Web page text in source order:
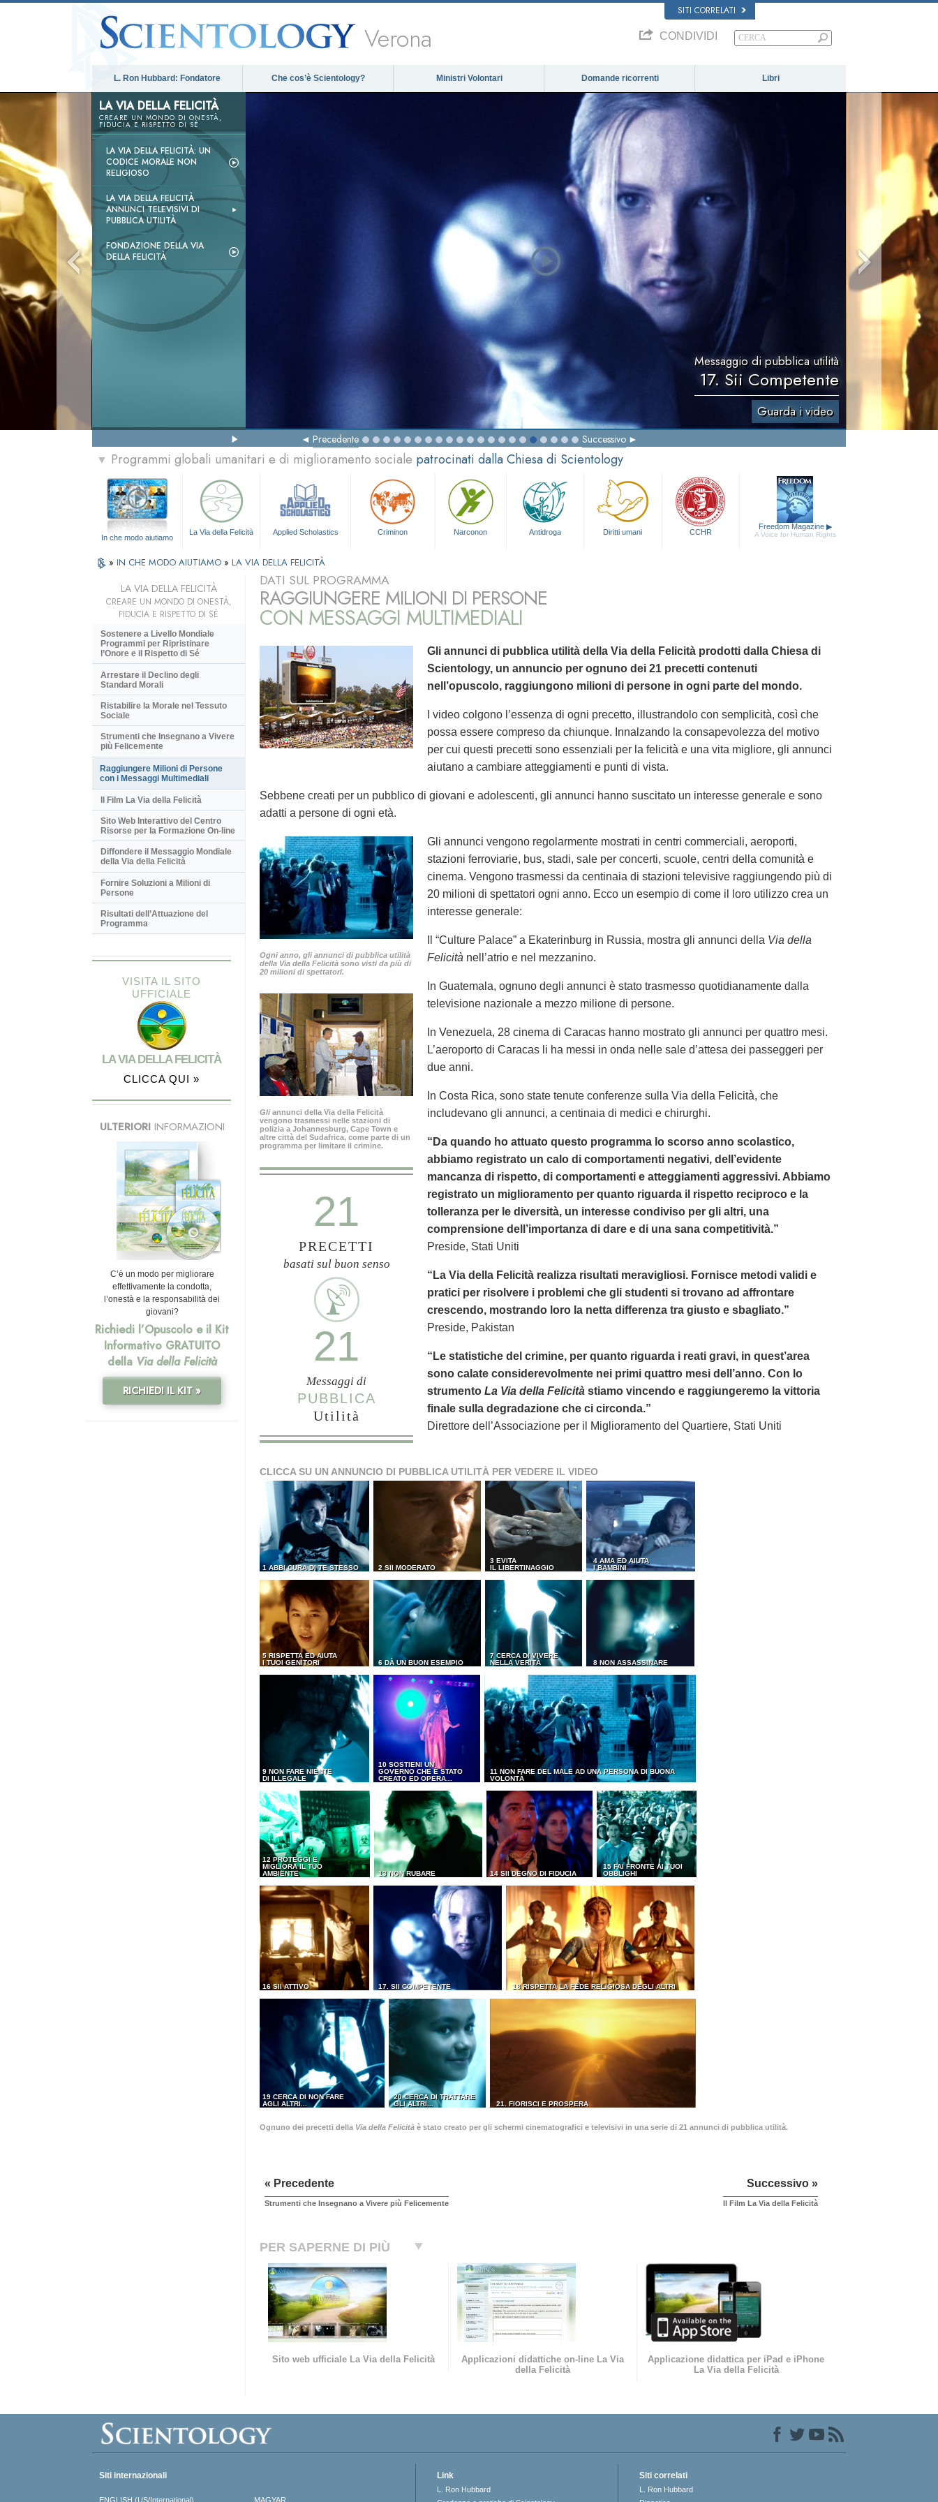
SITI CORRELATI
Verona CONDIVIDI
L. Ron Hubbard: Fondatore Che cos’è Scientology? Ministri Volontari Domande ricorrenti Libri
LA VIA DELLA FELICITÀ
CREARE UN MONDO DI ONESTÀ,
FIDUCIA E RISPETTO DI SÉ
LA VIA DELLA FELICITÀ: UN
CODICE MORALE NON
RELIGIOSO
LA VIA DELLA FELICITÀ
ANNUNCI TELEVISIVI DI
PUBBLICA UTILITÀ
FONDAZIONE DELLA VIA
DELLA FELICITÀ
Messaggio di pubblica utilità
17. Sii Competente
Guarda i video
Precedente Successivo
▼ Programmi globali umanitari e di miglioramento sociale patrocinati dalla Chiesa di Scientology
In che modo aiutiamo
La Via della Felicità Applied Scholastics Criminon Narconon Antidroga Diritti umani CCHR
Freedom Magazine ▶
A Voice for Human Rights
» IN CHE MODO AIUTIAMO » LA VIA DELLA FELICITÀ
DATI SUL PROGRAMMA
RAGGIUNGERE MILIONI DI PERSONE
CON MESSAGGI MULTIMEDIALI
Gli annunci di pubblica utilità della Via della Felicità prodotti dalla Chiesa di
Scientology, un annuncio per ognuno dei 21 precetti contenuti
nell’opuscolo, raggiungono milioni di persone in ogni parte del mondo.
I video colgono l’essenza di ogni precetto, illustrandolo con semplicità, così che
possa essere compreso da chiunque. Innalzando la consapevolezza del motivo
per cui questi precetti sono essenziali per la felicità e una vita migliore, gli annunci
aiutano a cambiare atteggiamenti e punti di vista.
Sebbene creati per un pubblico di giovani e adolescenti, gli annunci hanno suscitato un interesse generale e sono
adatti a persone di ogni età.
Ogni anno, gli annunci di pubblica utilità
della Via della Felicità sono visti da più di
20 milioni di spettatori.
Gli annunci della Via della Felicità
vengono trasmessi nelle stazioni di
polizia a Johannesburg, Cape Town e
altre città del Sudafrica, come parte di un
programma per limitare il crimine.
Gli annunci vengono regolarmente mostrati in centri commerciali, aeroporti,
stazioni ferroviarie, bus, stadi, sale per concerti, scuole, centri della comunità e
cinema. Vengono trasmessi da centinaia di stazioni televisive raggiungendo più di
20 milioni di spettatori ogni anno. Ecco un esempio di come il loro utilizzo crea un
interesse generale:
Il “Culture Palace” a Ekaterinburg in Russia, mostra gli annunci della Via della
Felicità nell’atrio e nel mezzanino.
In Guatemala, ognuno degli annunci è stato trasmesso quotidianamente dalla
televisione nazionale a mezzo milione di persone.
In Venezuela, 28 cinema di Caracas hanno mostrato gli annunci per quattro mesi.
L’aeroporto di Caracas li ha messi in onda nelle sale d’attesa dei passeggeri per
due anni.
In Costa Rica, sono state tenute conferenze sulla Via della Felicità, che
includevano gli annunci, a centinaia di medici e chirurghi.
21
PRECETTI
basati sul buon senso
21
Messaggi di
PUBBLICA
Utilità
“Da quando ho attuato questo programma lo scorso anno scolastico,
abbiamo registrato un calo di comportamenti negativi, dell’evidente
mancanza di rispetto, di comportamenti e atteggiamenti aggressivi. Abbiamo
registrato un miglioramento per quanto riguarda il rispetto reciproco e la
tolleranza per le diversità, un interesse condiviso per gli altri, una
comprensione dell’importanza di dare e di una sana competitività.”
Preside, Stati Uniti
“La Via della Felicità realizza risultati meravigliosi. Fornisce metodi validi e
pratici per risolvere i problemi che gli studenti si trovano ad affrontare
crescendo, mostrando loro la netta differenza tra giusto e sbagliato.”
Preside, Pakistan
“Le statistiche del crimine, per quanto riguarda i reati gravi, in quest’area
sono calate considerevolmente nei primi quattro mesi dell’anno. Con lo
strumento La Via della Felicità stiamo vincendo e raggiungeremo la vittoria
finale sulla degradazione che ci circonda.”
Direttore dell’Associazione per il Miglioramento del Quartiere, Stati Uniti
CLICCA SU UN ANNUNCIO DI PUBBLICA UTILITÀ PER VEDERE IL VIDEO
1 ABBI CURA DI TE STESSO 2 SII MODERATO
3 EVITA
IL LIBERTINAGGIO
4 AMA ED AIUTA
I BAMBINI
5 RISPETTA ED AIUTA
I TUOI GENITORI
6 DÀ UN BUON ESEMPIO
7 CERCA DI VIVERE
NELLA VERITÀ
8 NON ASSASSINARE
9 NON FARE NIENTE
DI ILLEGALE
10 SOSTIENI UN
GOVERNO CHE È STATO
CREATO ED OPERA...
11 NON FARE DEL MALE AD UNA PERSONA DI BUONA
VOLONTÀ
12 PROTEGGI E
MIGLIORA IL TUO
AMBIENTE
13 NON RUBARE 14 SII DEGNO DI FIDUCIA
15 FAI FRONTE AI TUOI
OBBLIGHI
16 SII ATTIVO 17. SII COMPETENTE 18 RISPETTA LA FEDE RELIGIOSA DEGLI ALTRI
19 CERCA DI NON FARE
AGLI ALTRI...
20 CERCA DI TRATTARE
GLI ALTRI...
21. FIORISCI E PROSPERA
Ognuno dei precetti della Via della Felicità è stato creato per gli schermi cinematografici e televisivi in una serie di 21 annunci di pubblica utilità.
« Precedente
Strumenti che Insegnano a Vivere più Felicemente
Successivo »
Il Film La Via della Felicità
PER SAPERNE DI PIÙ
Sito web ufficiale La Via della Felicità
Applicazioni didattiche on-line La Via
della Felicità
Applicazione didattica per iPad e iPhone
La Via della Felicità
LA VIA DELLA FELICITÀ
CREARE UN MONDO DI ONESTÀ,
FIDUCIA E RISPETTO DI SÉ
Sostenere a Livello Mondiale
Programmi per Ripristinare
l’Onore e il Rispetto di Sé
Arrestare il Declino degli
Standard Morali
Ristabilire la Morale nel Tessuto
Sociale
Strumenti che Insegnano a Vivere
più Felicemente
Raggiungere Milioni di Persone
con i Messaggi Multimediali
Il Film La Via della Felicità
Sito Web Interattivo del Centro
Risorse per la Formazione On-line
Diffondere il Messaggio Mondiale
della Via della Felicità
Fornire Soluzioni a Milioni di
Persone
Risultati dell’Attuazione del
Programma
VISITA IL SITO
UFFICIALE
LA VIA DELLA FELICITÀ
CLICCA QUI »
ULTERIORIINFORMAZIONI
C’è un modo per migliorare
effettivamente la condotta,
l’onestà e la responsabilità dei
giovani?
Richiedi l’Opuscolo e il Kit
Informativo GRATUITO
della Via della Felicità
RICHIEDI IL KIT »
Siti internazionali
ENGLISH (US/International) MAGYAR
Link
L. Ron Hubbard
Siti correlati
L. Ron Hubbard